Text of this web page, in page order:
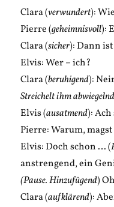
Clara (verwundert):
Pierre (geheimnisvoll):
Clara (sicher): Dann
Elvis: Wer – ich?
Clara (beruhigend):
Streichelt ihm
Elvis (ausatmend):
Pierre: Warum,
Elvis: Doch schon … (
anstrengend, ein
(Pause. Hinzufügend)
Clara (aufklärend):